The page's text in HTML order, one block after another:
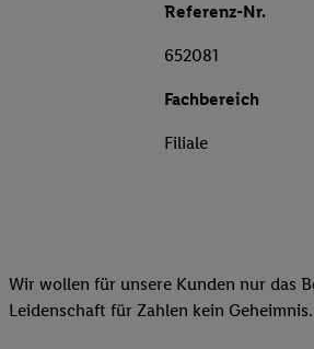
Referenz-Nr.
652081
Fachbereich
Filiale
Wir wollen für unsere Kunden nur das
Leidenschaft für Zahlen kein